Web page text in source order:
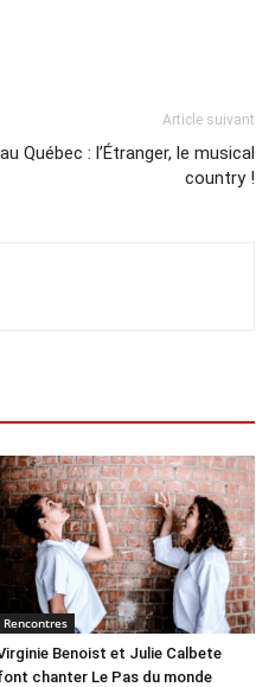
Article suivant
Québec : l’Étranger, le musical
country !
Rencontres
Benoist et Julie Calbete
chanter Le Pas du monde